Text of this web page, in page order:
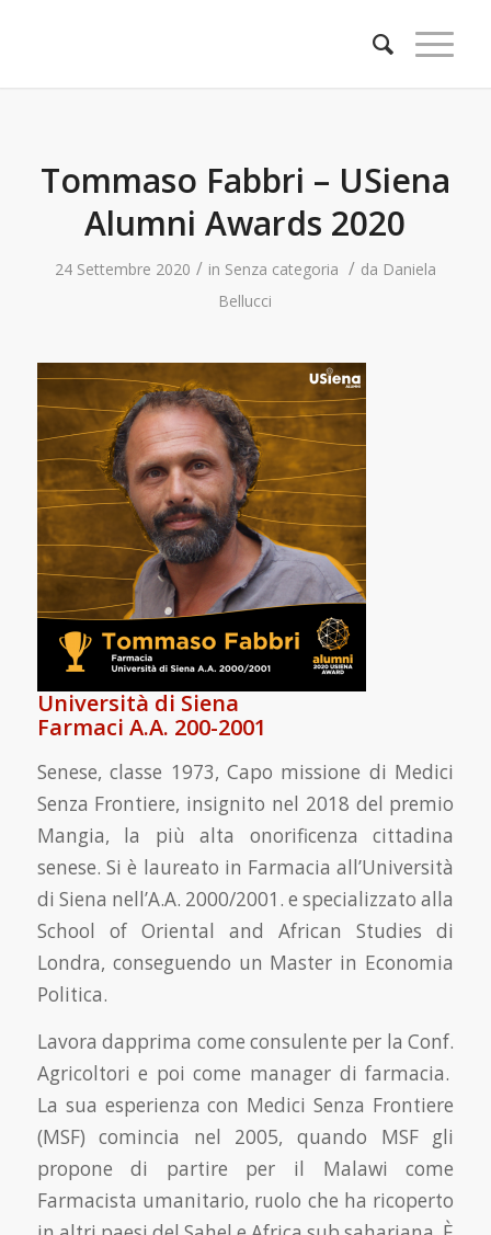
Tommaso Fabbri – USiena
Alumni Awards 2020
24 Settembre 2020 / in Senza categoria / da Daniela
Bellucci
Università di Siena
Farmaci A.A. 200-2001
Senese, classe 1973, Capo missione di Medici
Senza Frontiere, insignito nel 2018 del premio
Mangia, la più alta onorificenza cittadina
senese. Si è laureato in Farmacia all’Università
di Siena nell’A.A. 2000/2001. e specializzato alla
School of Oriental and African Studies di
Londra, conseguendo un Master in Economia
Politica.
Lavora dapprima come consulente per la Conf.
Agricoltori e poi come manager di farmacia.
La sua esperienza con Medici Senza Frontiere
(MSF) comincia nel 2005, quando MSF gli
propone di partire per il Malawi come
Farmacista umanitario, ruolo che ha ricoperto